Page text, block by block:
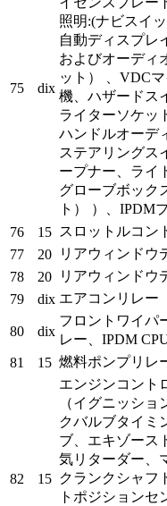
75 dix
照明:(ナビスイ
自動ディスプレ
およびオーディ
ット） 、VDC
機、ハザードス
ライターソケッ
ハンドルオーデ
ステアリングス
ープナー、ライ
グローブボック
ト） ）、IPDM
76
15 スロットルコン
77
20
リアウィンドウ
78
20
リアウィンドウ
79
dix エアコンリレー
80 dix
フロントワイパ
レー、IPDM
81
15 燃料ポンプリレ
82 15
エンジンコント
（イグニッシ
クバルブタイミ
ブ、エキゾース
気リターダー、
クランクシャフ
トポジションセ